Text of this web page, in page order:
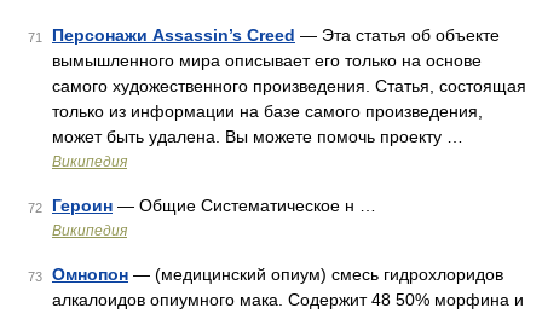
71 Персонажи Assassin’s Creed — Эта статья об объекте
вымышленного мира описывает его только на основе
самого художественного произведения. Статья, состоящая
только из информации на базе самого произведения,
может быть удалена. Вы можете помочь проекту …
Википедия
72 Героин — Общие Систематическое н …
Википедия
73 Омнопон — (медицинский опиум) смесь гидрохлоридов
алкалоидов опиумного мака. Содержит 48 50% морфина и